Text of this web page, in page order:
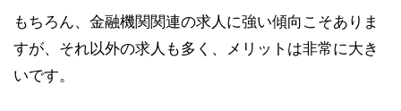
もちろん、金融機関関連の求人に強い傾向こそありま
すが、それ以外の求人も多く、メリットは非常に大き
いです。